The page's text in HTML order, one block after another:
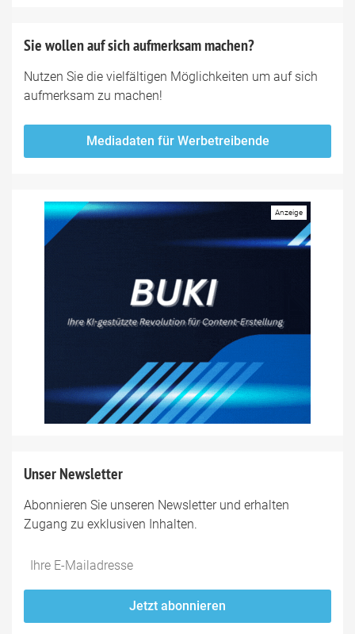
Sie wollen auf sich aufmerksam machen?
Nutzen Sie die vielfältigen Möglichkeiten um auf sich
aufmerksam zu machen!
Mediadaten für Werbetreibende
Unser Newsletter
Abonnieren Sie unseren Newsletter und erhalten
Zugang zu exklusiven Inhalten.
Do
fill
*Ihre
Mailadresse:
Jetzt abonnieren